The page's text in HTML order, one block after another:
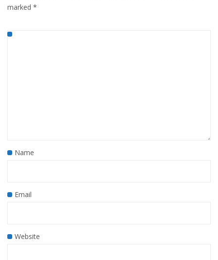
marked *
Name
Email
Website